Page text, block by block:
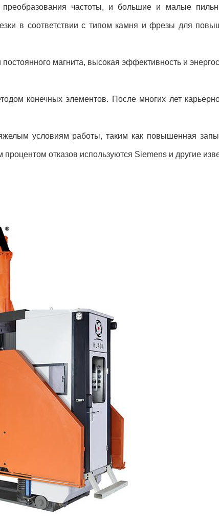
частоты, и большие и малые
в соответствии с типом камня и фрезы для
магнита, высокая эффективность и
конечных элементов. После многих лет
условиям работы, таким как повышенная
отказов используются Siemens и другие